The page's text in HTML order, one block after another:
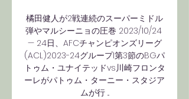
橘田健人が2戦連続のスーパーミドル
弾やマルシーニョの圧巻 2023/10/24
— 24日、AFCチャンピオンズリーグ
(ACL)2023-24グループI第3節のBGパ
トゥム・ユナイテッドvs川崎フロンタ
ーレがパトゥム・ターニー・スタジア
ムが行 ...